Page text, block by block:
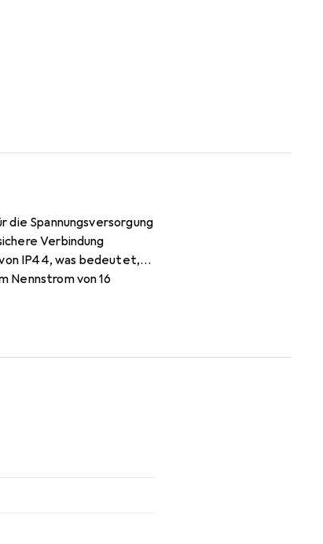
die Spannungsversorgung
Verbindung
IP44, was bedeutet,
Nennstrom von 16
erforderlich ist.